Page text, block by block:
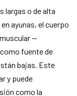
largas o de alta
ayunas, el cuerpo
—
fuente de
bajas. Este
y puede
como la